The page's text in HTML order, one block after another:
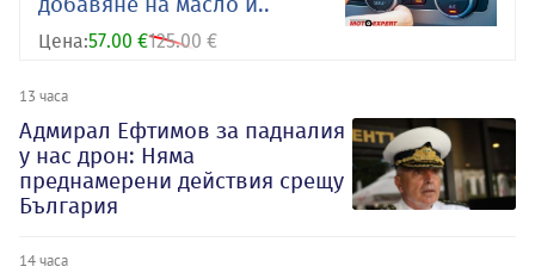
Цена:57.00 €125.00 €
13 часа
Адмирал Ефтимов за падналия
у нас дрон: Няма
преднамерени действия срещу
България
14 часа